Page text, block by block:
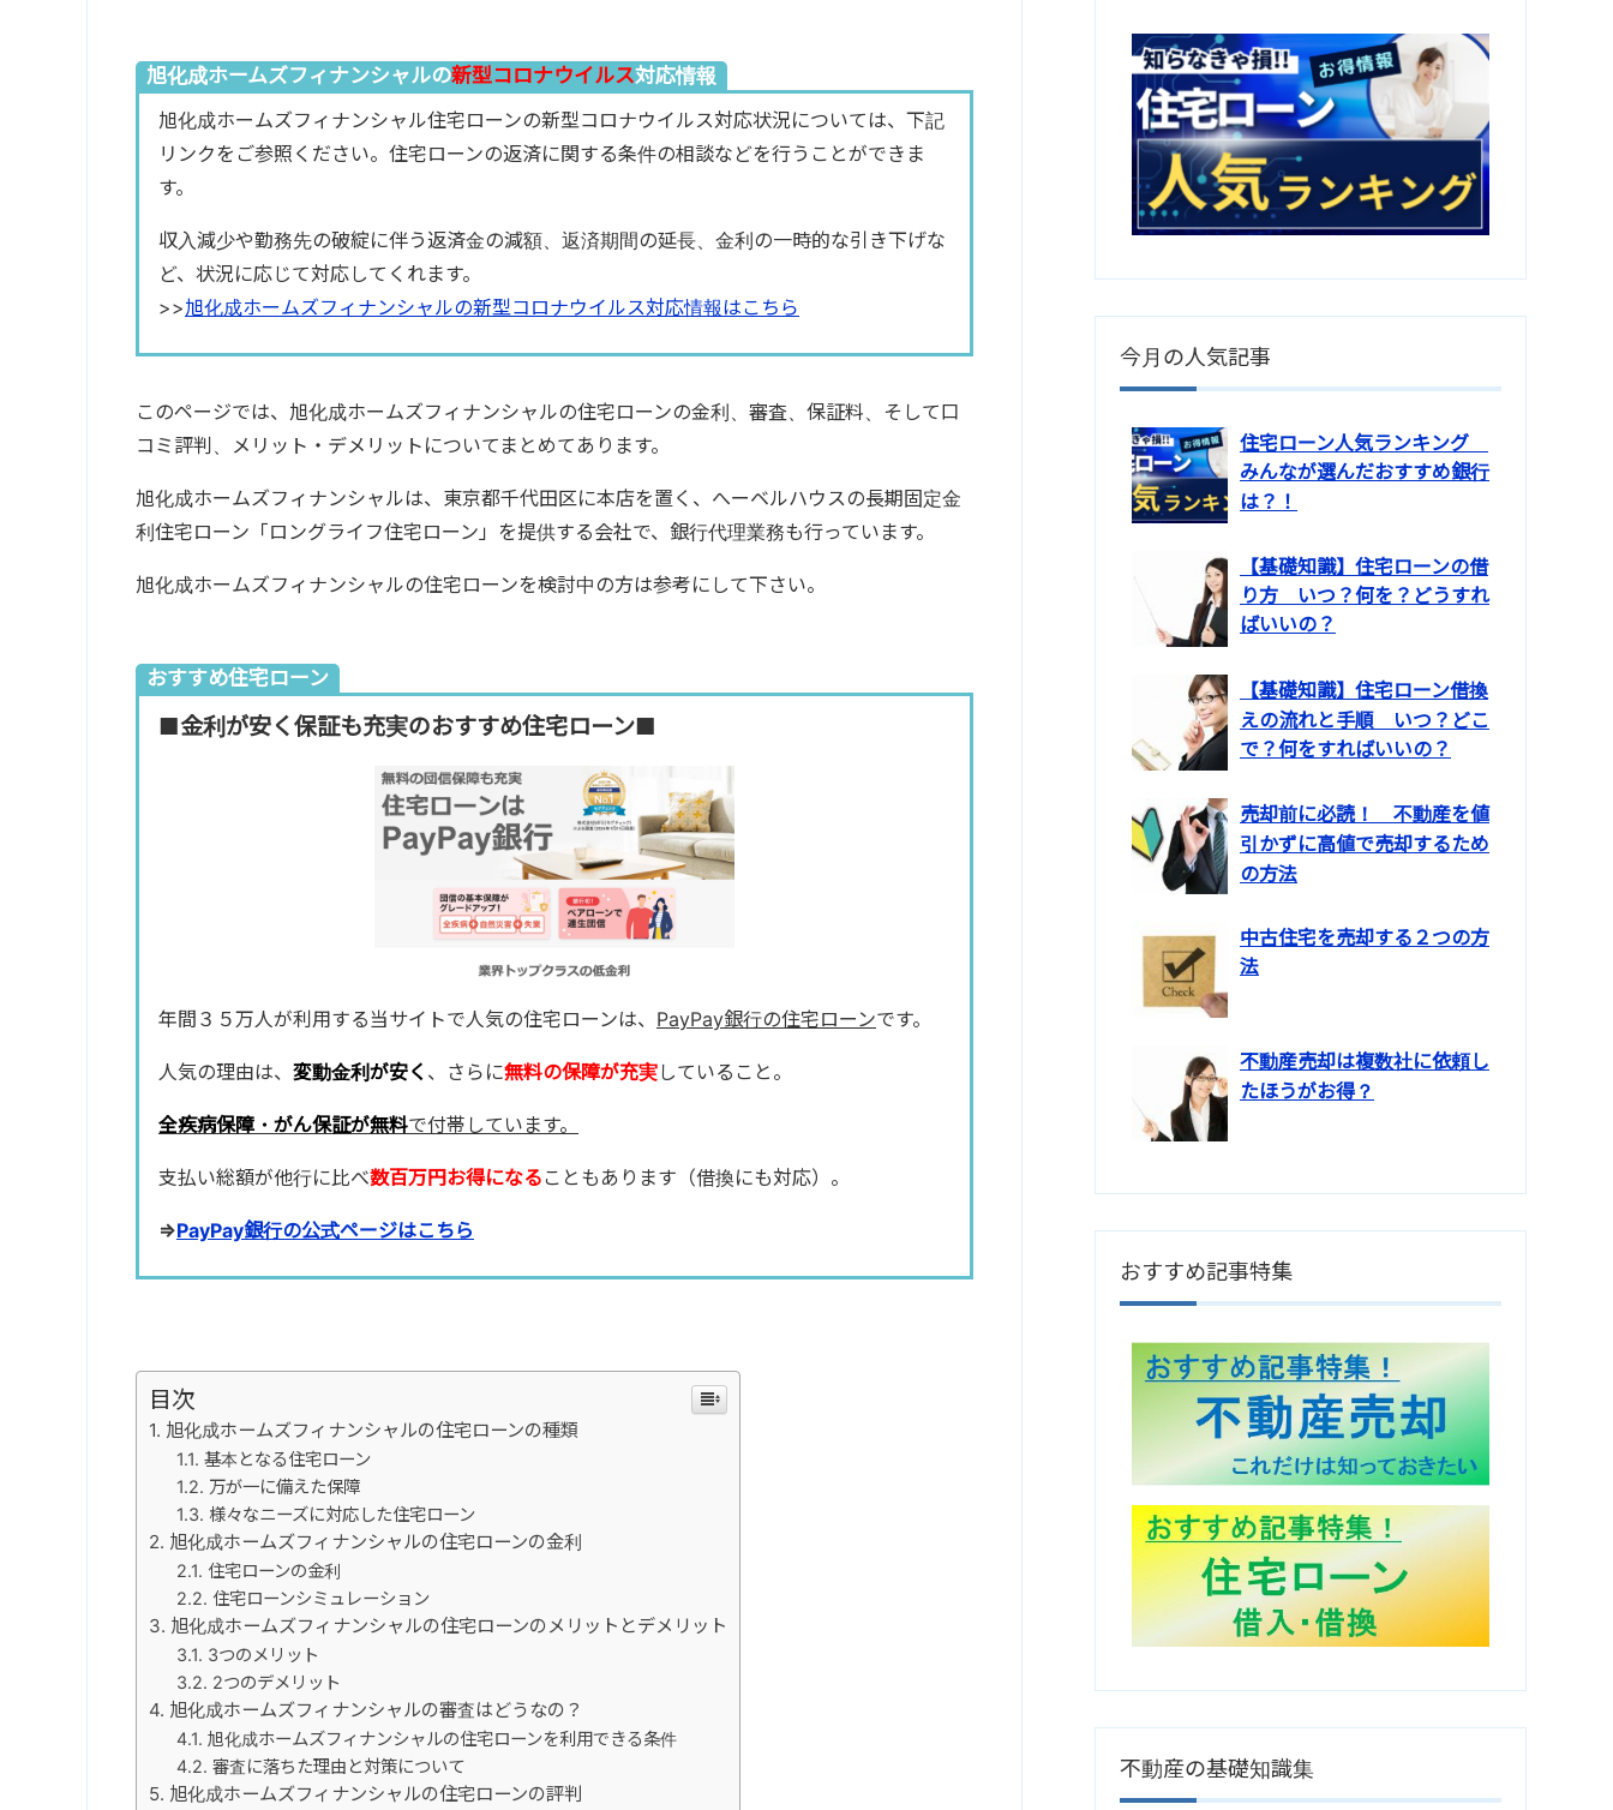
旭化成ホームズフィナンシャルの新型コロナウイルス対応情報
旭化成ホームズフィナンシャル住宅ローンの新型コロナウイルス対応状況については、下記
リンクをご参照ください。住宅ローンの返済に関する条件の相談などを行うことができま
す。
収入減少や勤務先の破綻に伴う返済金の減額、返済期間の延長、金利の一時的な引き下げな
ど、状況に応じて対応してくれます。
>>旭化成ホームズフィナンシャルの新型コロナウイルス対応情報はこちら
このページでは、旭化成ホームズフィナンシャルの住宅ローンの金利、審査、保証料、そして口
コミ評判、メリット・デメリットについてまとめてあります。
旭化成ホームズフィナンシャルは、東京都千代田区に本店を置く、へーベルハウスの長期固定金
利住宅ローン「ロングライフ住宅ローン」を提供する会社で、銀行代理業務も行っています。
旭化成ホームズフィナンシャルの住宅ローンを検討中の方は参考にして下さい。
おすすめ住宅ローン
■金利が安く保証も充実のおすすめ住宅ローン■
年間３５万人が利用する当サイトで人気の住宅ローンは、 PayPay銀行の住宅ローンです。
人気の理由は、 変動金利が安く 、さらに無料の保障が充実していること。
全疾病保障・がん保証が無料で付帯しています。
支払い総額が他行に比べ数百万円お得になる こともあります（借換にも対応）。
⇒PayPay銀行の公式ページはこちら
目次
旭化成ホームズフィナンシャルの住宅ローンの種類
基本となる住宅ローン
万が一に備えた保障
様々なニーズに対応した住宅ローン
旭化成ホームズフィナンシャルの住宅ローンの金利
住宅ローンの金利
住宅ローンシミュレーション
旭化成ホームズフィナンシャルの住宅ローンのメリットとデメリット
3つのメリット
2つのデメリット
旭化成ホームズフィナンシャルの審査はどうなの？
旭化成ホームズフィナンシャルの住宅ローンを利用できる条件
審査に落ちた理由と対策について
旭化成ホームズフィナンシャルの住宅ローンの評判
今月の人気記事
住宅ローン人気ランキング
みんなが選んだおすすめ銀行
は？！
【基礎知識】住宅ローンの借
り方 いつ？何を？どうすれ
ばいいの？
【基礎知識】住宅ローン借換
えの流れと手順 いつ？どこ
で？何をすればいいの？
売却前に必読！ 不動産を値
引かずに高値で売却するため
の方法
中古住宅を売却する２つの方
法
不動産売却は複数社に依頼し
たほうがお得？
おすすめ記事特集
不動産の基礎知識集